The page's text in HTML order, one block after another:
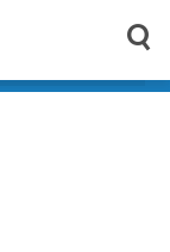
Search